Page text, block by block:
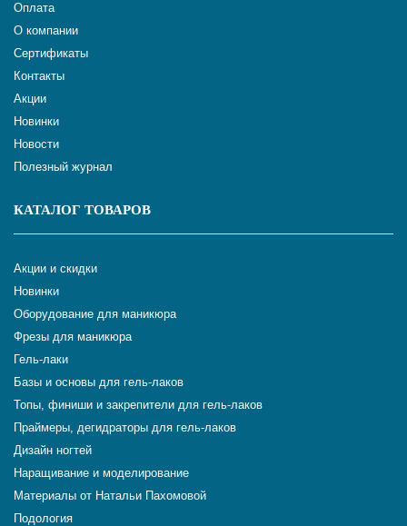
Оплата
О компании
Сертификаты
Контакты
Акции
Новинки
Новости
Полезный журнал
КАТАЛОГ ТОВАРОВ
Акции и скидки
Новинки
Оборудование для маникюра
Фрезы для маникюра
Гель-лаки
Базы и основы для гель-лаков
Топы, финиши и закрепители для гель-лаков
Праймеры, дегидраторы для гель-лаков
Дизайн ногтей
Наращивание и моделирование
Материалы от Натальи Пахомовой
Подология